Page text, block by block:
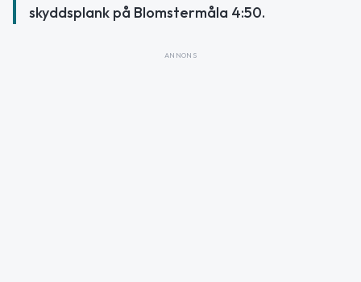
skyddsplank på Blomstermåla 4:50.
ANNONS